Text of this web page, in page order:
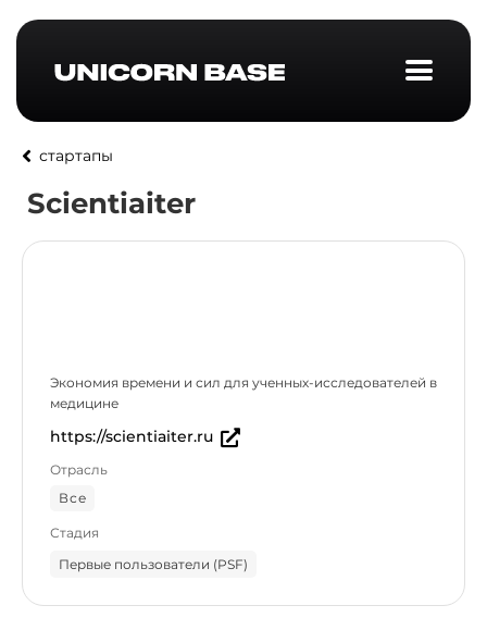
стартапы
Scientiaiter
Экономия времени и сил для ученных-исследователей в
медицине
https://scientiaiter.ru
Отрасль
Все
Стадия
Первые пользователи (PSF)